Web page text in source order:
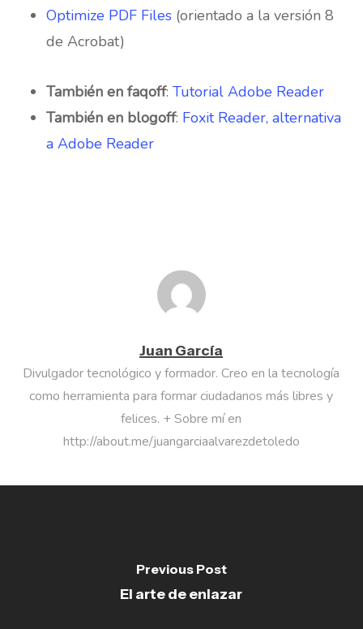
Optimize PDF Files(orientado a la versión 8
de Acrobat)
También en faqoff: Tutorial Adobe Reader
También en blogoff: Foxit Reader, alternativa
a Adobe Reader
Juan García
Divulgador tecnológico y formador. Creo en la tecnología
como herramienta para formar ciudadanos más libres y
felices. + Sobre mí en
http://about.me/juangarciaalvarezdetoledo
Previous Post
El arte de enlazar